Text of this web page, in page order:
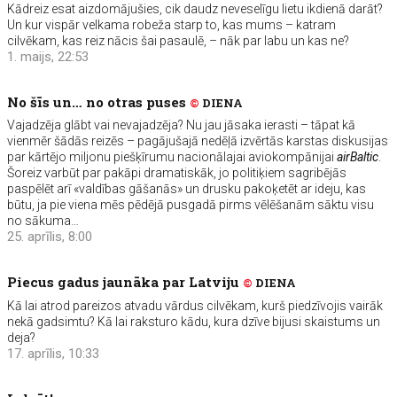
Kādreiz esat aizdomājušies, cik daudz neveselīgu lietu ikdienā darāt?
Un kur vispār velkama robeža starp to, kas mums – katram
cilvēkam, kas reiz nācis šai pasaulē, – nāk par labu un kas ne?
1. maijs, 22:53
No šīs un… no otras puses © DIENA
Vajadzēja glābt vai nevajadzēja? Nu jau jāsaka ierasti – tāpat kā
vienmēr šādās reizēs – pagājušajā nedēļā izvērtās karstas diskusijas
par kārtējo miljonu piešķīrumu nacionālajai aviokompānijaiairBaltic.
Šoreiz varbūt par pakāpi dramatiskāk, jo politiķiem sagribējās
paspēlēt arī «valdības gāšanās» un drusku pakoķetēt ar ideju, kas
būtu, ja pie viena mēs pēdējā pusgadā pirms vēlēšanām sāktu visu
no sākuma…
25. aprīlis, 8:00
Piecus gadus jaunāka par Latviju © DIENA
Kā lai atrod pareizos atvadu vārdus cilvēkam, kurš piedzīvojis vairāk
nekā gadsimtu? Kā lai raksturo kādu, kura dzīve bijusi skaistums un
deja?
17. aprīlis, 10:33